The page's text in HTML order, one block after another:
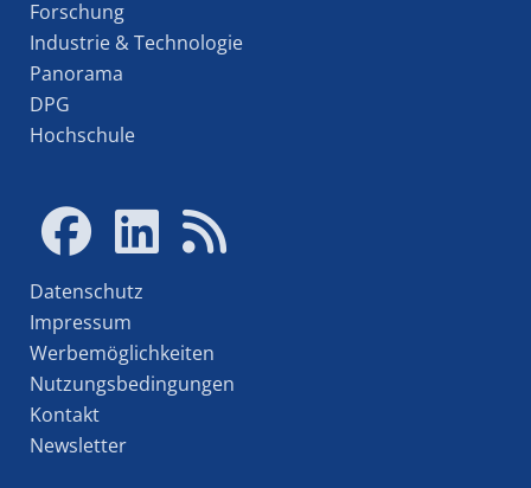
Forschung
Industrie & Technologie
Panorama
DPG
Hochschule
Datenschutz
Impressum
Werbemöglichkeiten
Nutzungsbedingungen
Kontakt
Newsletter